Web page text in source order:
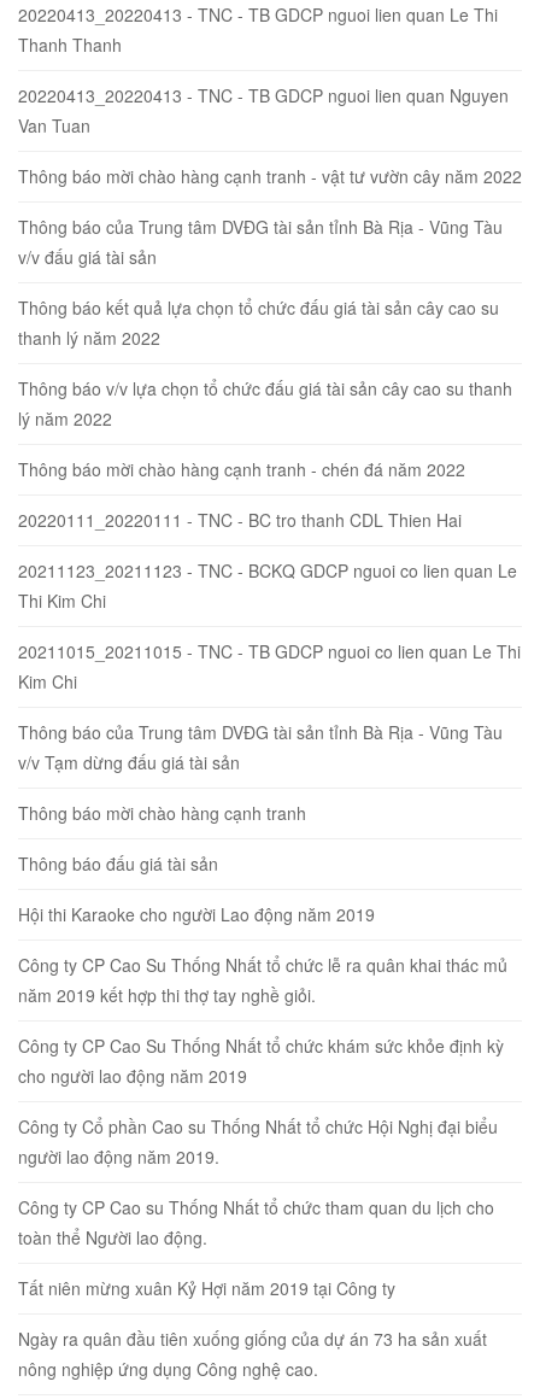
20220413_20220413 - TNC - TB GDCP nguoi lien quan Le Thi
Thanh Thanh
20220413_20220413 - TNC - TB GDCP nguoi lien quan Nguyen
Van Tuan
Thông báo mời chào hàng cạnh tranh - vật tư vườn cây năm 2022
Thông báo của Trung tâm DVĐG tài sản tỉnh Bà Rịa - Vũng Tàu
v/v đấu giá tài sản
Thông báo kết quả lựa chọn tổ chức đấu giá tài sản cây cao su
thanh lý năm 2022
Thông báo v/v lựa chọn tổ chức đấu giá tài sản cây cao su thanh
lý năm 2022
Thông báo mời chào hàng cạnh tranh - chén đá năm 2022
20220111_20220111 - TNC - BC tro thanh CDL Thien Hai
20211123_20211123 - TNC - BCKQ GDCP nguoi co lien quan Le
Thi Kim Chi
20211015_20211015 - TNC - TB GDCP nguoi co lien quan Le Thi
Kim Chi
Thông báo của Trung tâm DVĐG tài sản tỉnh Bà Rịa - Vũng Tàu
v/v Tạm dừng đấu giá tài sản
Thông báo mời chào hàng cạnh tranh
Thông báo đấu giá tài sản
Hội thi Karaoke cho người Lao động năm 2019
Công ty CP Cao Su Thống Nhất tổ chức lễ ra quân khai thác mủ
năm 2019 kết hợp thi thợ tay nghề giỏi.
Công ty CP Cao Su Thống Nhất tổ chức khám sức khỏe định kỳ
cho người lao động năm 2019
Công ty Cổ phần Cao su Thống Nhất tổ chức Hội Nghị đại biểu
người lao động năm 2019.
Công ty CP Cao su Thống Nhất tổ chức tham quan du lịch cho
toàn thể Người lao động.
Tất niên mừng xuân Kỷ Hợi năm 2019 tại Công ty
Ngày ra quân đầu tiên xuống giống của dự án 73 ha sản xuất
nông nghiệp ứng dụng Công nghệ cao.